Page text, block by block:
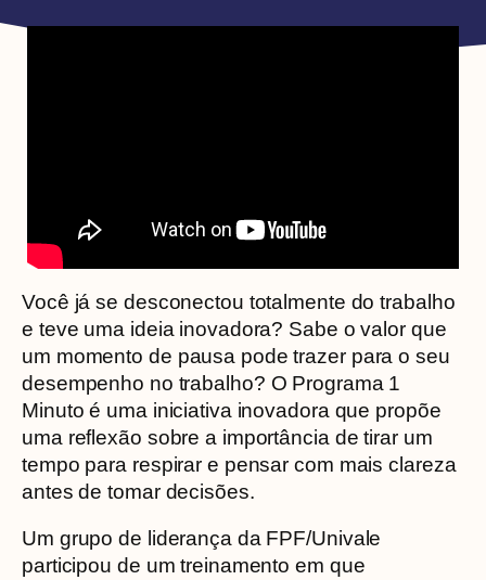
Você já se desconectou totalmente do trabalho
e teve uma ideia inovadora? Sabe o valor que
um momento de pausa pode trazer para o seu
desempenho no trabalho? O Programa 1
Minuto é uma iniciativa inovadora que propõe
uma reflexão sobre a importância de tirar um
tempo para respirar e pensar com mais clareza
antes de tomar decisões.
Um grupo de liderança da FPF/Univale
participou de um treinamento em que